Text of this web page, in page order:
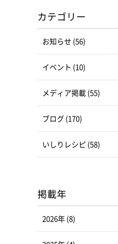
カテゴリー
お知らせ (56)
イベント (10)
メディア掲載 (55)
ブログ (170)
いしりレシピ (58)
掲載年
2026年 (8)